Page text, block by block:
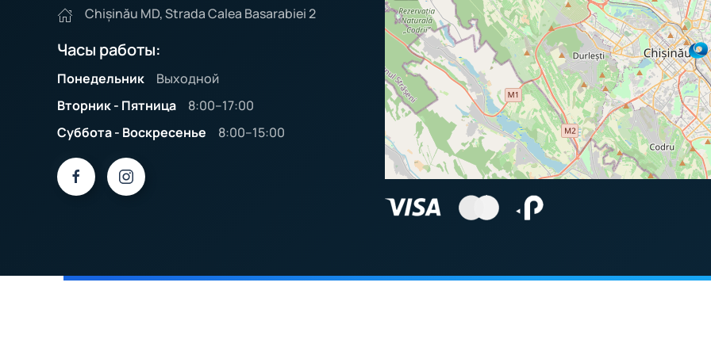
Chișinău MD, Strada Calea Basarabiei 2
Часы работы:
Понедельник
Выходной
Вторник - Пятница
8:00–17:00
Суббота - Воскресенье
8:00–15:00